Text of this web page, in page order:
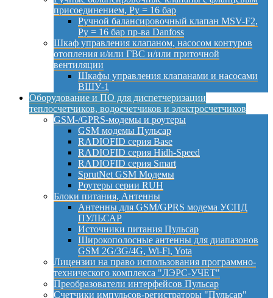
присоединением, Py = 16 бар
Ручной балансировочный клапан MSV-F2,
Py = 16 бар пр-ва Danfoss
Шкаф управления клапаном, насосом контуров
отопления и/или ГВС и/или приточной
вентиляции
Шкафы управления клапанами и насосами
ВШУ-1
Оборудование и ПО для диспетчеризации
теплосчетчиков, водосчетчиков и электросчетчиков
GSM-/GPRS-модемы и роутеры
GSM модемы Пульсар
RADIOFID серия Base
RADIOFID серия Hidh-Speed
RADIOFID серия Smart
SprutNet GSM Модемы
Роутеры серии RUH
Блоки питания, Антенны
Антенны для GSM/GPRS модема УСПД
ПУЛЬСАР
Источники питания Пульсар
Широкополосные антенны для диапазонов
GSM 2G/3G/4G, Wi-Fi, Yota
Лицензии на право использования программно-
технического комплекса "ЛЭРС-УЧЕТ"
Преобразователи интерфейсов Пульсар
Счетчики импульсов-регистраторы "Пульсар"